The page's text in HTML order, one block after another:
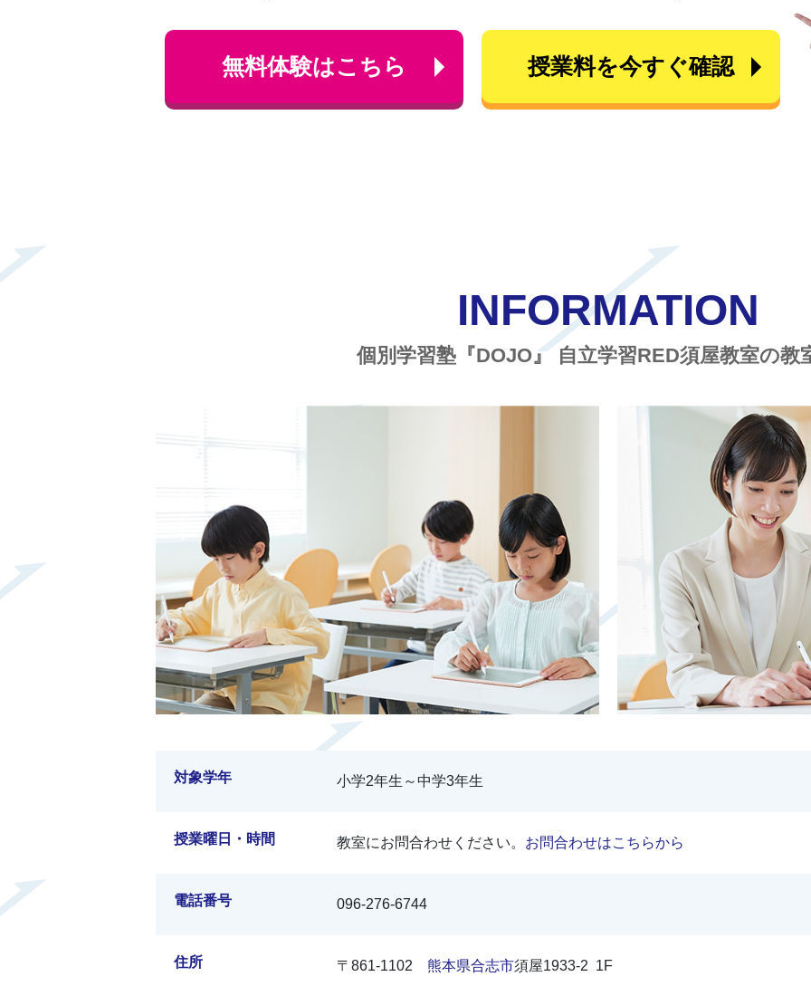
無料体験はこちら 授業料を今すぐ確認
INFORMATION
個別学習塾『DOJO』 自立学習RED須屋教室の教
対象学年 小学2年生～中学3年生
授業曜日・時間 教室にお問合わせください。 お問合わせはこちらから
電話番号 096-276-6744
住所 〒861-1102 熊本県合志市須屋1933-2 1F